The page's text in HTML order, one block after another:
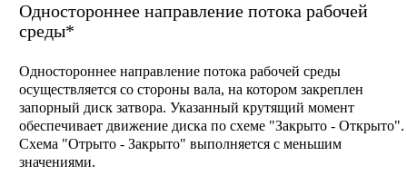
Одностороннее направление потока рабочей
среды*
Одностороннее направление потока рабочей среды
осуществляется со стороны вала, на котором закреплен
запорный диск затвора. Указанный крутящий момент
обеспечивает движение диска по схеме "Закрыто - Открыто".
Схема "Отрыто - Закрыто" выполняется с меньшим
значениями.